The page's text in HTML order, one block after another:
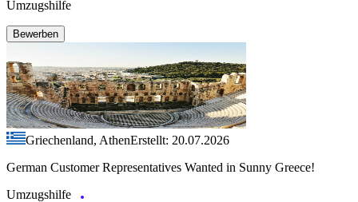
Umzugshilfe
Bewerben
Griechenland, AthenErstellt: 20.07.2026
German Customer Representatives Wanted in Sunny Greece!
Umzugshilfe